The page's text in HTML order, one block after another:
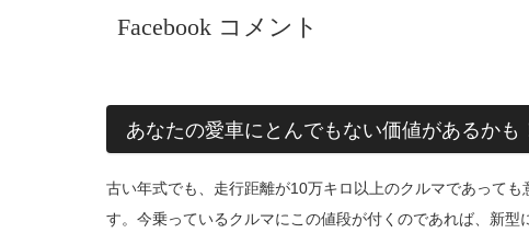
Facebook コメント
あなたの愛車にとんでもない価値があるかも
古い年式でも、走行距離が10万キロ以上のクルマであって
す。今乗っているクルマにこの値段が付くのであれば、新